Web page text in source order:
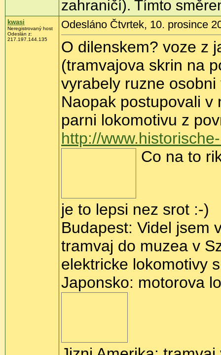
zahraničí). Tímto
kwasi
Neregistrovaný host
Odeslán z:
217.197.144.135
Odesláno Čtvrtek, 10. prosince
O dilenskem? voze z
(tramvajova skrin na
vyrabely ruzne
Naopak postupovali v
parni lokomotivu z
http://
Co na to
je to lepsi nez srot :-)
Budapest: Videl jsem
tramvaj do muzea v
elektricke lokomotivy
Japonsko: motorova